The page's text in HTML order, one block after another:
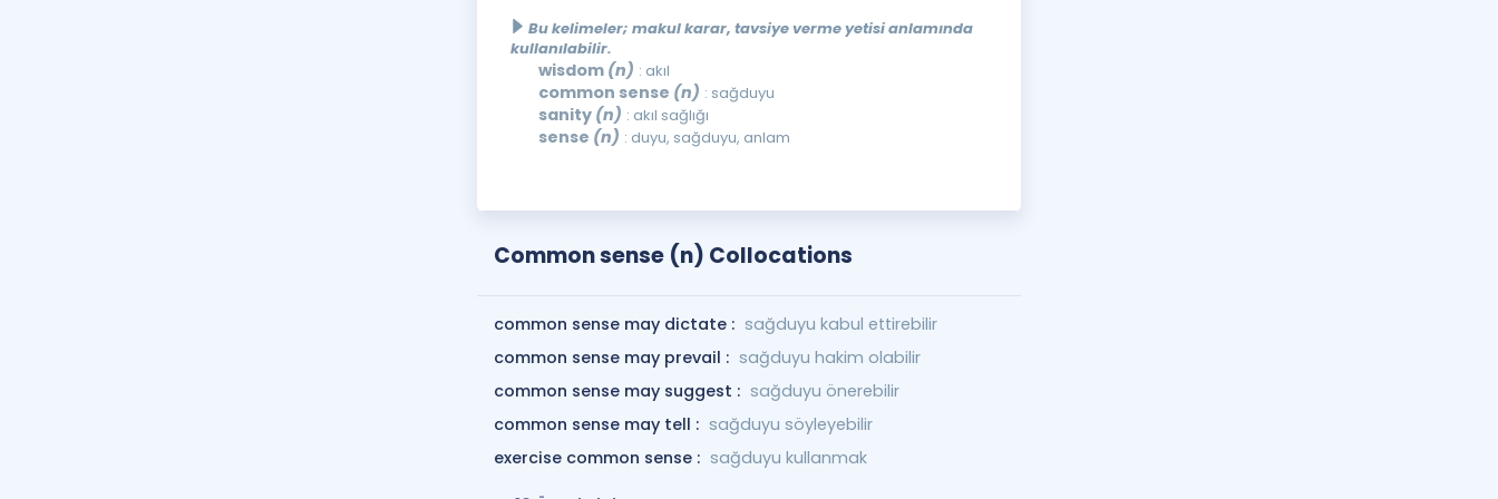
Bu kelimeler; makul karar, tavsiye verme yetisi anlamında
kullanılabilir.
wisdom (n) : akıl
common sense (n) : sağduyu
sanity (n) : akıl sağlığı
sense (n) : duyu, sağduyu, anlam
Common sense (n) Collocations
common sense may dictate : sağduyu kabul ettirebilir
common sense may prevail : sağduyu hakim olabilir
common sense may suggest : sağduyu önerebilir
common sense may tell : sağduyu söyleyebilir
exercise common sense : sağduyu kullanmak